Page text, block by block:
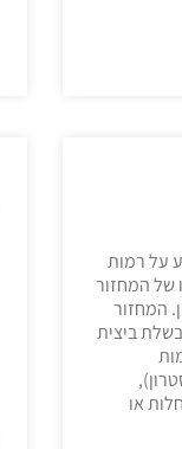
על רמות
של המחזור
המחזור
ביצית
או